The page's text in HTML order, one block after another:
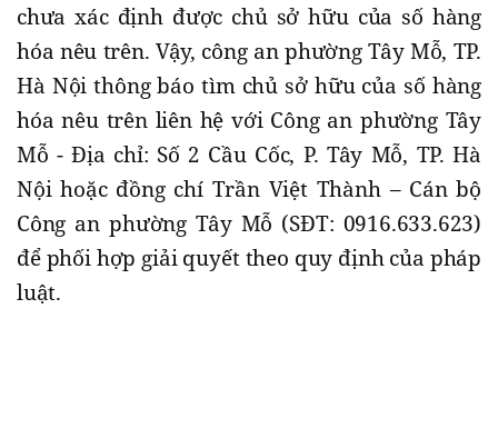
chưa xác định được chủ sở hữu của số hàng
hóa nêu trên. Vậy, công an phường Tây Mỗ, TP.
Hà Nội thông báo tìm chủ sở hữu của số hàng
hóa nêu trên liên hệ với Công an phường Tây
Mỗ - Địa chỉ: Số 2 Cầu Cốc, P. Tây Mỗ, TP. Hà
Nội hoặc đồng chí Trần Việt Thành – Cán bộ
Công an phường Tây Mỗ (SĐT: 0916.633.623)
để phối hợp giải quyết theo quy định của pháp
luật.